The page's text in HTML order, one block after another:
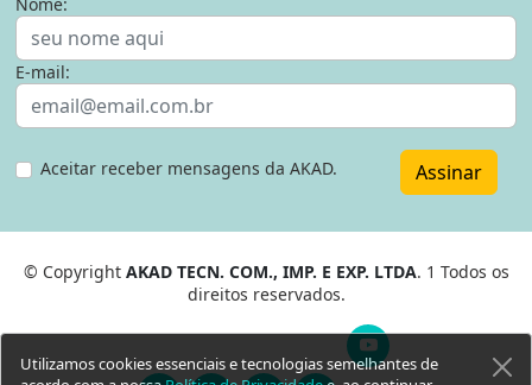
E-mail:
Aceitar receber mensagens da AKAD. Assinar
© Copyright AKAD TECN. COM., IMP. E EXP. LTDA. 1 Todos os
direitos reservados.
Utilizamos cookies essenciais e tecnologias semelhantes de